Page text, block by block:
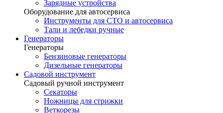
Зарядные устройства
Оборудование для автосервиса
Инструменты для СТО и автосервиса
Тали и лебедки ручные
Генераторы
Генераторы
Бензиновые генераторы
Дизельные генераторы
Садовой инструмент
Садовый ручной инструмент
Секаторы
Ножницы для стрижки
Веткорезы